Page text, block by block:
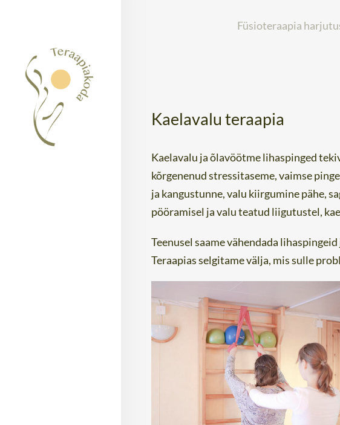
Füsioteraapia
Kaelavalu teraapia
Kaelavalu ja õlavöötme lihaspinged
kõrgenenud stressitaseme, vaimse
ja kangustunne, valu kiirgumine pähe,
pööramisel ja valu teatud liigutustel,
Teenusel saame vähendada
Teraapias selgitame välja, mis sulle